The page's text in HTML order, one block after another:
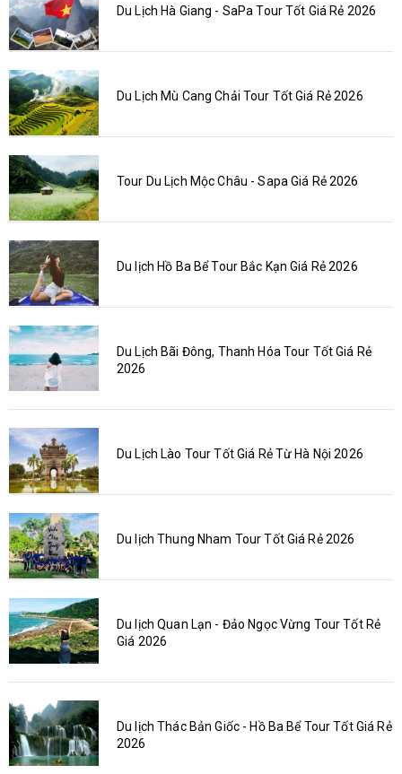
Du Lịch Hà Giang - SaPa Tour Tốt Giá Rẻ 2026
Du Lịch Mù Cang Chải Tour Tốt Giá Rẻ 2026
Tour Du Lịch Mộc Châu - Sapa Giá Rẻ 2026
Du lịch Hồ Ba Bể Tour Bắc Kạn Giá Rẻ 2026
Du Lịch Bãi Đông, Thanh Hóa Tour Tốt Giá Rẻ
2026
Du Lịch Lào Tour Tốt Giá Rẻ Từ Hà Nội 2026
Du lịch Thung Nham Tour Tốt Giá Rẻ 2026
Du lịch Quan Lạn - Đảo Ngọc Vừng Tour Tốt Rẻ
Giá 2026
Du lịch Thác Bản Giốc - Hồ Ba Bể Tour Tốt Giá Rẻ
2026